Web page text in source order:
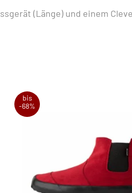
(Länge) und einem
bis
-68%